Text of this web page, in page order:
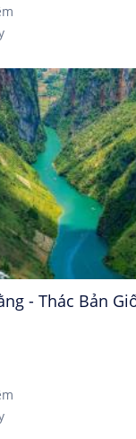
- Thác Bản